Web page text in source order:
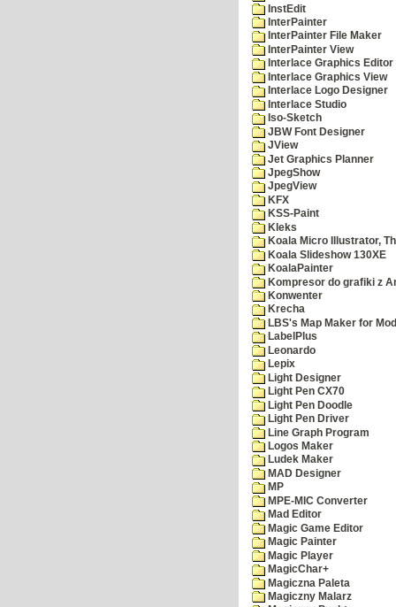
InstEdit
InterPainter
InterPainter File Maker
InterPainter View
Interlace Graphics Editor
Interlace Graphics View
Interlace Logo Designer
Interlace Studio
Iso-Sketch
JBW Font Designer
JView
Jet Graphics Planner
JpegShow
JpegView
KFX
KSS-Paint
Kleks
Koala Micro Illustrator,
Koala Slideshow 130XE
KoalaPainter
Kompresor do grafiki z
Konwenter
Krecha
LBS's Map Maker for
LabelPlus
Leonardo
Lepix
Light Designer
Light Pen CX70
Light Pen Doodle
Light Pen Driver
Line Graph Program
Logos Maker
Ludek Maker
MAD Designer
MP
MPE-MIC Converter
Mad Editor
Magic Game Editor
Magic Painter
Magic Player
MagicChar+
Magiczna Paleta
Magiczny Malarz